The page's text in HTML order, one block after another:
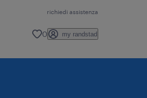
richiedi assistenza
0 my randstad